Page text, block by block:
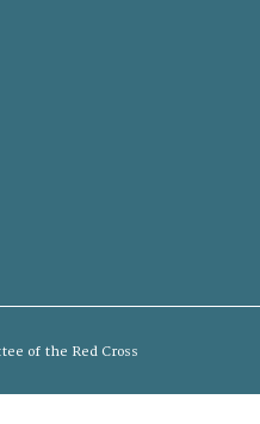
of the Red Cross